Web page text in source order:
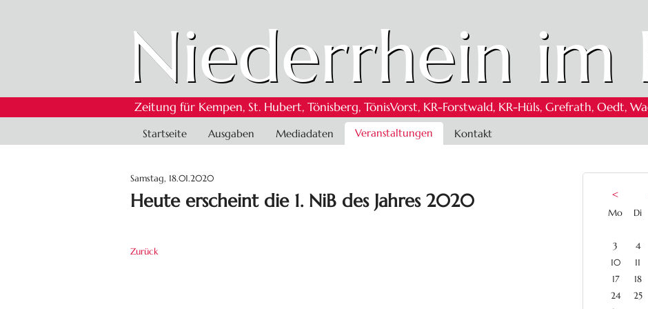
Niederrhein im
Zeitung für Kempen, St. Hubert, Tönisberg, TönisVorst, KR-Forstwald, KR-Hüls, Grefrath, Oedt,
Navigation
überspringen
Startseite Ausgaben Mediadaten Veranstaltungen Kontakt
Samstag, 18.01.2020
Heute erscheint die 1. NiB des Jahres 2020
Zurück
<
Montag
Di
3
4
10
11
17
18
24
25